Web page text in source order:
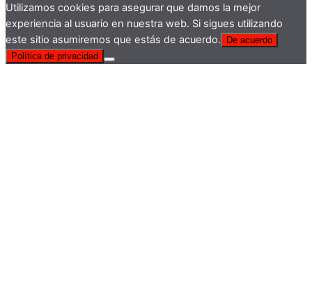
Utilizamos cookies para asegurar que damos la mejor
experiencia al usuario en nuestra web. Si sigues utilizando
este sitio asumiremos que estás de acuerdo.
De acuerdo
Política de privacidad